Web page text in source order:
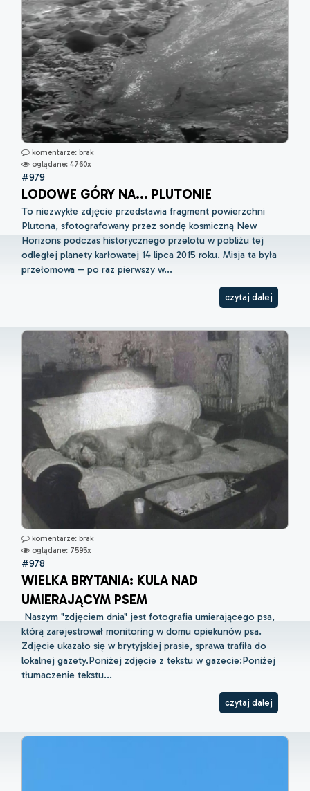
komentarze: brak
oglądane: 4760x
#979
LODOWE GÓRY NA... PLUTONIE
To niezwykłe zdjęcie przedstawia fragment powierzchni
Plutona, sfotografowany przez sondę kosmiczną New
Horizons podczas historycznego przelotu w pobliżu tej
odległej planety karłowatej 14 lipca 2015 roku. Misja ta była
przełomowa – po raz pierwszy w...
czytaj dalej
komentarze: brak
oglądane: 7595x
#978
WIELKA BRYTANIA: KULA NAD
UMIERAJĄCYM PSEM
Naszym "zdjęciem dnia" jest fotografia umierającego psa,
którą zarejestrował monitoring w domu opiekunów psa.
Zdjęcie ukazało się w brytyjskiej prasie, sprawa trafiła do
lokalnej gazety.Poniżej zdjęcie z tekstu w gazecie:Poniżej
tłumaczenie tekstu...
czytaj dalej